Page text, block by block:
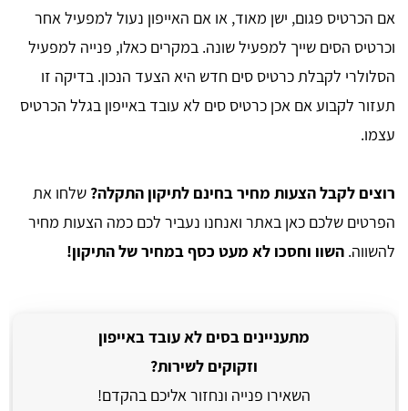
אם הכרטיס פגום, ישן מאוד, או אם האייפון נעול למפעיל אחר
וכרטיס הסים שייך למפעיל שונה. במקרים כאלו, פנייה למפעיל
הסלולרי לקבלת כרטיס סים חדש היא הצעד הנכון. בדיקה זו
תעזור לקבוע אם אכן כרטיס סים לא עובד באייפון בגלל הכרטיס
עצמו.
רוצים לקבל הצעות מחיר בחינם לתיקון התקלה? שלחו את
הפרטים שלכם כאן באתר ואנחנו נעביר לכם כמה הצעות מחיר
להשווה. השוו וחסכו לא מעט כסף במחיר של התיקון!
מתעניינים בסים לא עובד באייפון
וזקוקים לשירות?
השאירו פנייה ונחזור אליכם בהקדם!